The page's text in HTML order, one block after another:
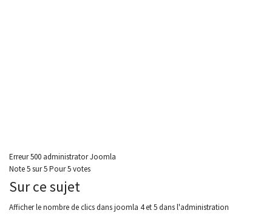
Erreur 500 administrator Joomla
Note5sur5Pour5 votes
Sur ce sujet
Afficher le nombre de clics dans joomla 4 et 5 dans l'administration